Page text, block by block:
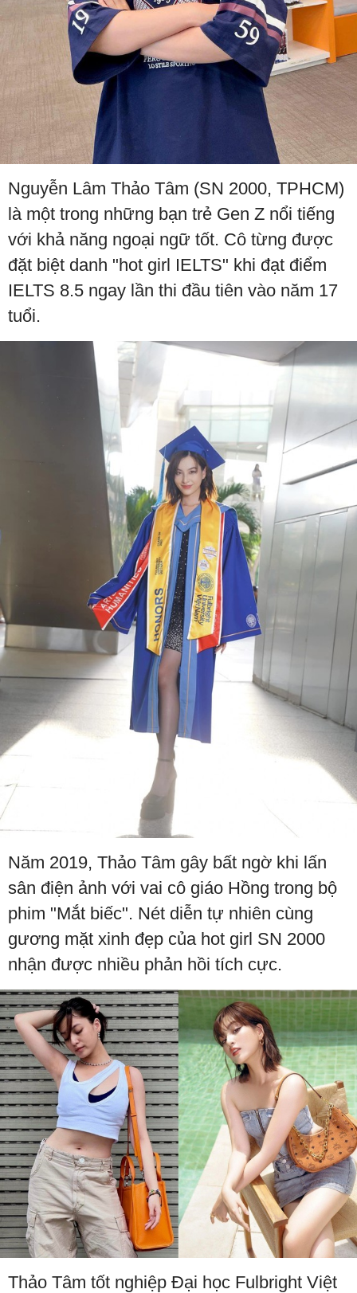
Nguyễn Lâm Thảo Tâm (SN 2000, TPHCM)
là một trong những bạn trẻ Gen Z nổi tiếng
với khả năng ngoại ngữ tốt. Cô từng được
đặt biệt danh "hot girl IELTS" khi đạt điểm
IELTS 8.5 ngay lần thi đầu tiên vào năm 17
tuổi.
Năm 2019, Thảo Tâm gây bất ngờ khi lấn
sân điện ảnh với vai cô giáo Hồng trong bộ
phim "Mắt biếc". Nét diễn tự nhiên cùng
gương mặt xinh đẹp của hot girl SN 2000
nhận được nhiều phản hồi tích cực.
Thảo Tâm tốt nghiệp Đại học Fulbright Việt